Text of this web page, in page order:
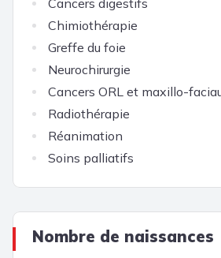
Cancers digestifs
Chimiothérapie
Greffe du foie
Neurochirurgie
Cancers ORL et maxillo-
Radiothérapie
Réanimation
Soins palliatifs
Nombre de naissances